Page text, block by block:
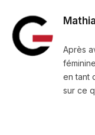
Après
en tant
sur ce